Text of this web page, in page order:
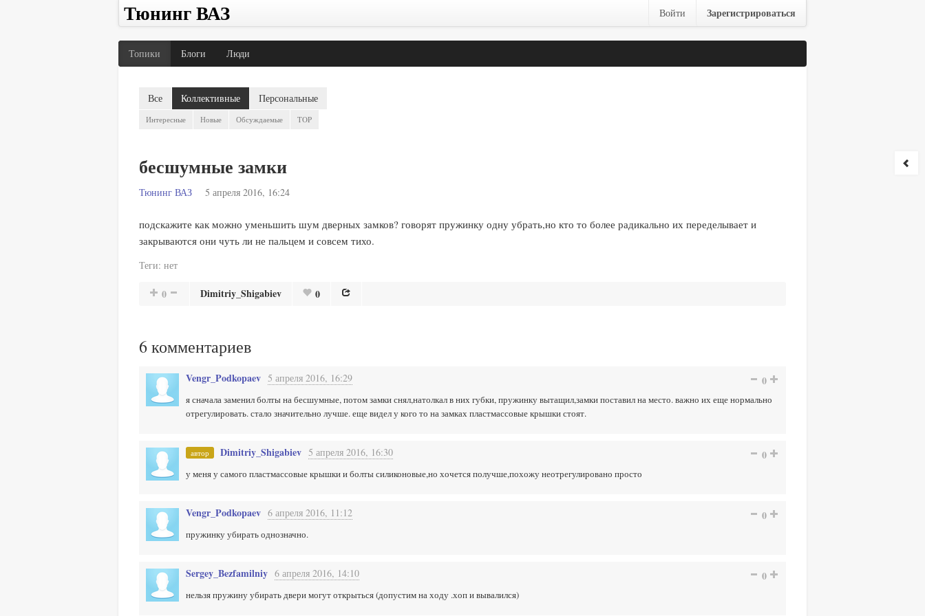
Тюнинг ВАЗ Войти Зарегистрироваться
Топики Блоги Люди
Все Коллективные Персональные
Интересные Новые Обсуждаемые TOP
бесшумные замки
Тюнинг ВАЗ 5 апреля 2016, 16:24
подскажите как можно уменьшить шум дверных замков? говорят пружинку одну убрать,но кто то более радикально их переделывает и
закрываются они чуть ли не пальцем и совсем тихо.
Теги: нет
0 Dimitriy_Shigabiev 0
6комментариев
Vengr_Podkopaev 5 апреля 2016, 16:29 0
я сначала заменил болты на бесшумные, потом замки снял,натолкал в них губки, пружинку вытащил,замки поставил на место. важно их еще нормально
отрегулировать. стало значительно лучше. еще видел у кого то на замках пластмассовые крышки стоят.
автор Dimitriy_Shigabiev 5 апреля 2016, 16:30 0
у меня у самого пластмассовые крышки и болты силиконовые,но хочется получше,похожу неотрегулировано просто
Vengr_Podkopaev 6 апреля 2016, 11:12 0
пружинку убирать однозначно.
Sergey_Bezfamilniy 6 апреля 2016, 14:10 0
нельзя пружину убирать двери могут открыться (допустим на ходу .хоп и вывалился)